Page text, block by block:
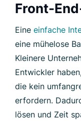
Front-
Eine einfache
eine mühelose
Kleinere
Entwickler
die kein
erfordern.
lösen und Zeit